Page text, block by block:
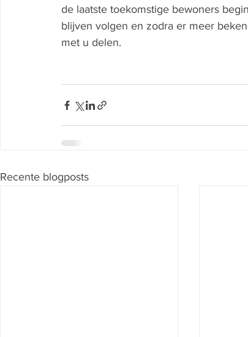
de laatste toekomstige bewoners
blijven volgen en zodra er meer
met u delen.
Recente blogposts